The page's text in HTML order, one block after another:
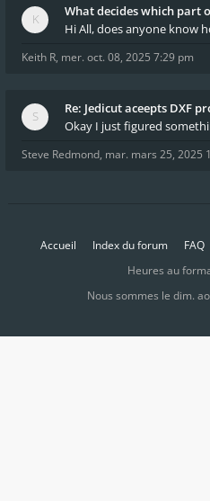
What decides which part
Hi All, does anyone know
Keith R, mer. oct. 08, 2025 7:29 pm
Re: Jedicut aceepts DXF
Okay I just figured
Steve Redmond, mar. mars 25, 2025
Accueil Index du forum FAQ
Heures au
Nous sommes le dim.